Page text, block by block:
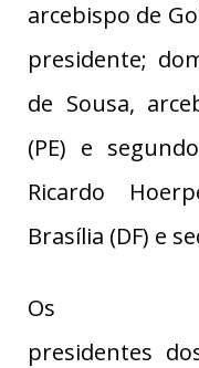
arcebispo de
presidente;
de Sousa,
(PE) e
Ricardo
Brasília (DF) e
Os
presidentes